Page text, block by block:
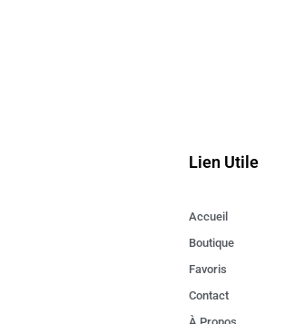
Lien Utile
Accueil
Boutique
Favoris
Contact